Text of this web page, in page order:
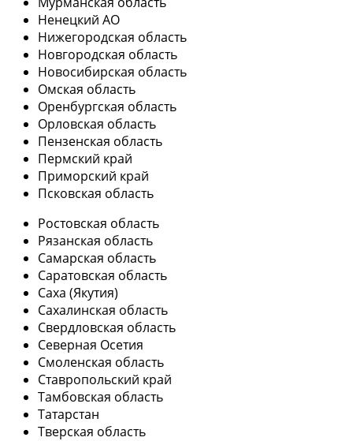
Ненецкий АО
Нижегородская область
Новгородская область
Новосибирская область
Омская область
Оренбургская область
Орловская область
Пензенская область
Пермский край
Приморский край
Псковская область
Ростовская область
Рязанская область
Самарская область
Саратовская область
Саха (Якутия)
Сахалинская область
Свердловская область
Северная Осетия
Смоленская область
Ставропольский край
Тамбовская область
Татарстан
Тверская область